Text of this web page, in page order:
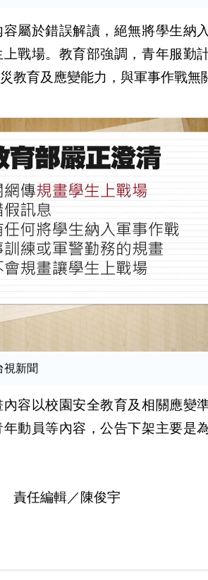
屬於錯誤解讀，絕無將學生納
戰場。教育部強調，青年服勤
教育及應變能力，與軍事作戰無
視新聞
容以校園安全教育及相關應變
動員等內容，公告下架主要是
責任編輯／陳俊宇